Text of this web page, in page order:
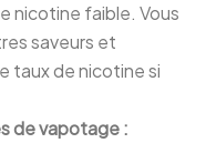
nicotine faible. Vous
saveurs et
taux de nicotine si
de vapotage :